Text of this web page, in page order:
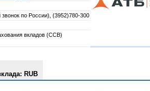
по России), (3952)780-300
вкладов (ССВ)
RUB